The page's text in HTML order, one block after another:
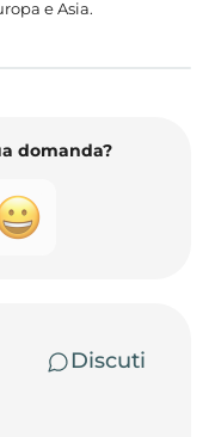
e Asia.
domanda?
Discuti